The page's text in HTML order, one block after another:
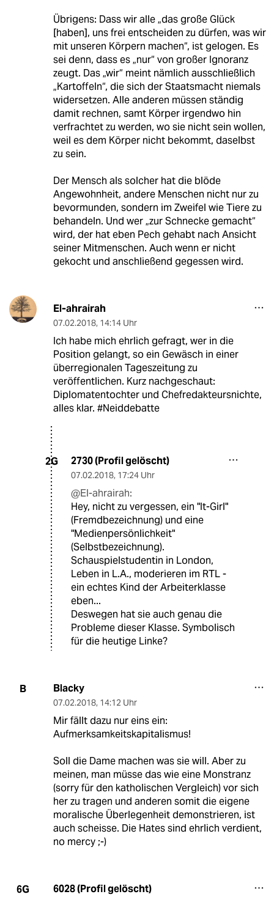
Übrigens: Dass wir alle „das große Glück
[haben], uns frei entscheiden zu dürfen, was wir
mit unseren Körpern machen“, ist gelogen. Es
sei denn, dass es „nur“ von großer Ignoranz
zeugt. Das „wir“ meint nämlich ausschließlich
„Kartoffeln“, die sich der Staatsmacht niemals
widersetzen. Alle anderen müssen ständig
damit rechnen, samt Körper irgendwo hin
verfrachtet zu werden, wo sie nicht sein wollen,
weil es dem Körper nicht bekommt, daselbst
zu sein.
Der Mensch als solcher hat die blöde
Angewohnheit, andere Menschen nicht nur zu
bevormunden, sondern im Zweifel wie Tiere zu
behandeln. Und wer „zur Schnecke gemacht“
wird, der hat eben Pech gehabt nach Ansicht
seiner Mitmenschen. Auch wenn er nicht
gekocht und anschließend gegessen wird.
El-ahrairah
07.02.2018, 14:14 Uhr
Ich habe mich ehrlich gefragt, wer in die
Position gelangt, so ein Gewäsch in einer
überregionalen Tageszeitung zu
veröffentlichen. Kurz nachgeschaut:
Diplomatentochter und Chefredakteursnichte,
alles klar. #Neiddebatte
2G 2730 (Profil gelöscht)
07.02.2018, 17:24 Uhr
@El-ahrairah:
Hey, nicht zu vergessen, ein "It-Girl"
(Fremdbezeichnung) und eine
"Medienpersönlichkeit"
(Selbstbezeichnung).
Schauspielstudentin in London,
Leben in L.A., moderieren im RTL -
ein echtes Kind der Arbeiterklasse
eben...
Deswegen hat sie auch genau die
Probleme dieser Klasse. Symbolisch
für die heutige Linke?
B Blacky
07.02.2018, 14:12 Uhr
Mir fällt dazu nur eins ein:
Aufmerksamkeitskapitalismus!
Soll die Dame machen was sie will. Aber zu
meinen, man müsse das wie eine Monstranz
(sorry für den katholischen Vergleich) vor sich
her zu tragen und anderen somit die eigene
moralische Überlegenheit demonstrieren, ist
auch scheisse. Die Hates sind ehrlich verdient,
no mercy ;-)
6G 6028 (Profil gelöscht)